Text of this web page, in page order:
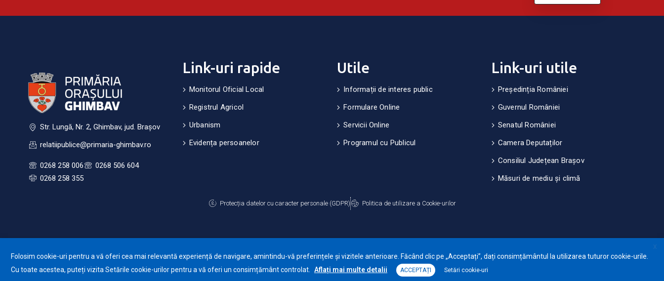
Str. Lungă, Nr. 2, Ghimbav, jud. Brașov
relatiipublice@primaria-ghimbav.ro
0268 258 006
0268 506 604
0268 258 355
Link-uri rapide
Monitorul Oficial Local
Registrul Agricol
Urbanism
Evidența persoanelor
Utile
Informații de interes public
Formulare Online
Servicii Online
Programul cu Publicul
Link-uri utile
Președinția României
Guvernul României
Senatul României
Camera Deputaților
Consiliul Județean Brașov
Măsuri de mediu și climă
Protecția datelor cu caracter personale (GDPR) Politica de utilizare a Cookie-urilor
Primăria Orașului Ghimbav © 2025. Toate drepturile rezervate.
X
Folosim cookie-uri pentru a vă oferi cea mai relevantă experiență de navigare, amintindu-vă preferințele și vizitele anterioare. Făcând clic pe „Acceptați”, dați consimțământul la utilizarea tuturor cookie-urile.
Cu toate acestea, puteți vizita Setările cookie-urilor pentru a vă oferi un consimțământ controlat.
Aflați mai multe detalii ACCEPTAȚI Setări cookie-uri